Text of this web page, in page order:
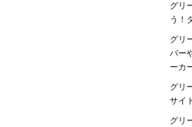
グリ
う！
グリ
バー
ーカ
グリ
サイ
グリ